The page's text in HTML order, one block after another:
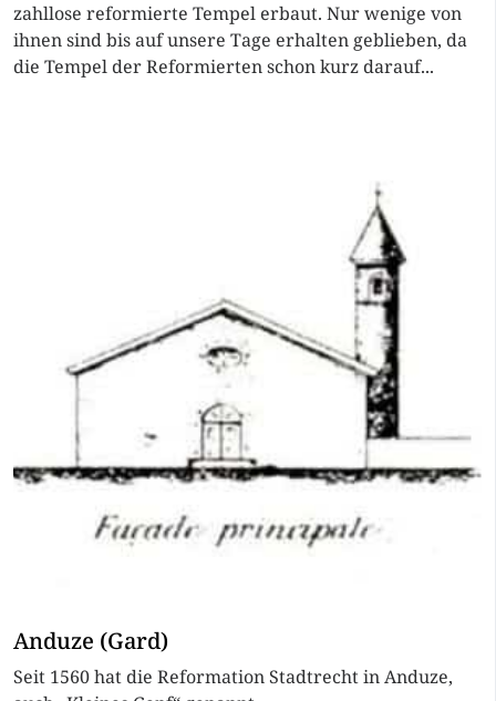
zahllose reformierte Tempel erbaut. Nur wenige von
ihnen sind bis auf unsere Tage erhalten geblieben, da
die Tempel der Reformierten schon kurz darauf...
Anduze (Gard)
Seit 1560 hat die Reformation Stadtrecht in Anduze,